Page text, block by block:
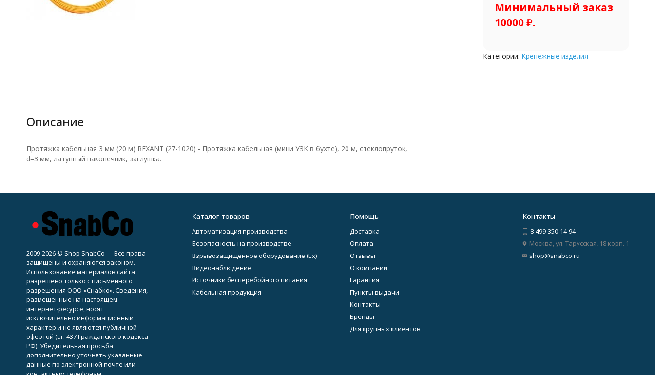
Минимальный заказ
10000 ₽.
Категории: Крепежные изделия
Описание
Протяжка кабельная 3 мм (20 м) REXANT (27-1020) - Протяжка кабельная (мини УЗК в бухте), 20 м, стеклопруток,
d=3 мм, латунный наконечник, заглушка.
2009-2026 © Shop SnabCo — Все права
защищены и охраняются законом.
Использование материалов сайта
разрешено только с письменного
разрешения ООО «Снабко». Сведения,
размещенные на настоящем
интернет-ресурсе, носят
исключительно информационный
характер и не являются публичной
офертой (ст. 437 Гражданского кодекса
РФ). Убедительная просьба
дополнительно уточнять указанные
данные по электронной почте или
Каталог товаров
Автоматизация производства
Безопасность на производстве
Взрывозащищенное оборудование (Ex)
Видеонаблюдение
Источники бесперебойного питания
Кабельная продукция
Помощь
Доставка
Оплата
Отзывы
О компании
Гарантия
Пункты выдачи
Контакты
Бренды
Для крупных клиентов
Контакты
8-499-350-14-94
Москва, ул. Тарусская, 18 корп. 1
shop@snabco.ru